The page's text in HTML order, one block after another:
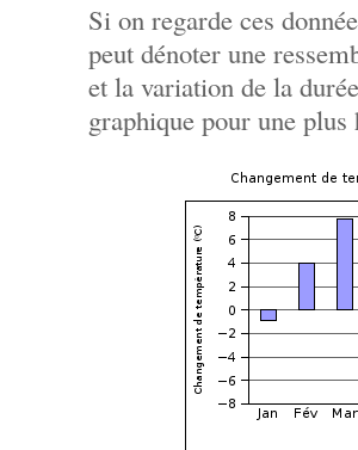
Si on regarde ces
peut dénoter une
et la variation de la
graphique pour une